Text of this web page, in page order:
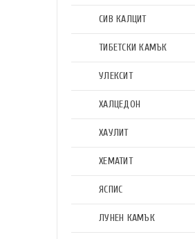
СИВ КАЛЦИТ
ТИБЕТСКИ КАМЪК
УЛЕКСИТ
ХАЛЦЕДОН
ХАУЛИТ
ХЕМАТИТ
ЯСПИС
ЛУНЕН КАМЪК